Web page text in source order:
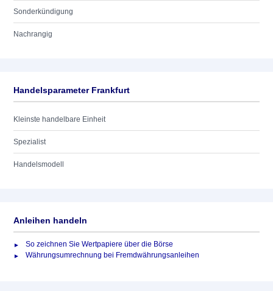
Sonderkündigung
Nachrangig
Handelsparameter Frankfurt
Kleinste handelbare Einheit
Spezialist
Handelsmodell
Anleihen handeln
So zeichnen Sie Wertpapiere über die Börse
Währungsumrechnung bei Fremdwährungsanleihen